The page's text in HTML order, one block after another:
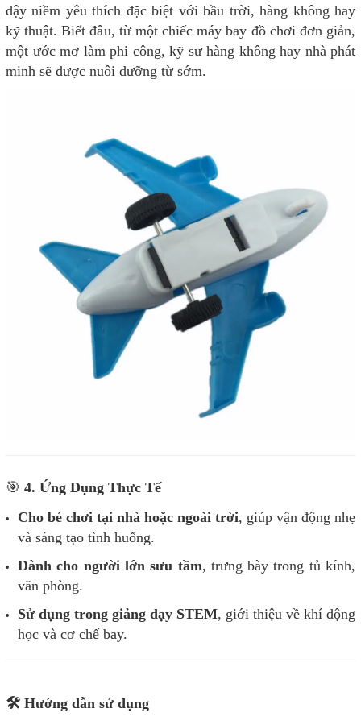
dậy niềm yêu thích đặc biệt với bầu trời, hàng không hay
kỹ thuật. Biết đâu, từ một chiếc máy bay đồ chơi đơn giản,
một ước mơ làm phi công, kỹ sư hàng không hay nhà phát
minh sẽ được nuôi dưỡng từ sớm.
🎯 4. Ứng Dụng Thực Tế
Cho bé chơi tại nhà hoặc ngoài trời, giúp vận động nhẹ
và sáng tạo tình huống.
Dành cho người lớn sưu tầm, trưng bày trong tủ kính,
văn phòng.
Sử dụng trong giảng dạy STEM, giới thiệu về khí động
học và cơ chế bay.
🛠️ Hướng dẫn sử dụng